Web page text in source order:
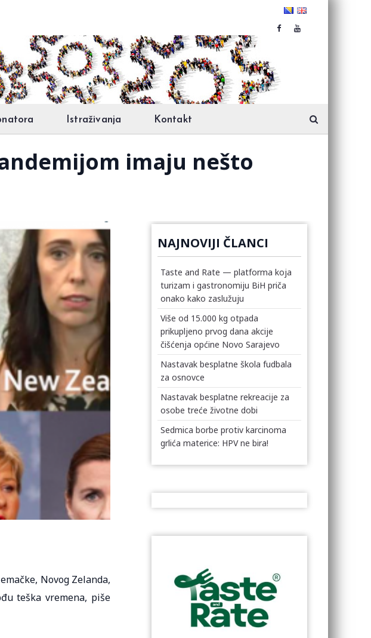
Istraživanja Kontakt
imaju nešto
Novog Zelanda,
teška vremena, piše
NAJNOVIJI ČLANCI
Taste and Rate — platforma koja
turizam i gastronomiju BiH priča
onako kako zaslužuju
Više od 15.000 kg otpada
prikupljeno prvog dana akcije
čišćenja općine Novo Sarajevo
Nastavak besplatne škola fudbala
za osnovce
Nastavak besplatne rekreacije za
osobe treće životne dobi
Sedmica borbe protiv karcinoma
grlića materice: HPV ne bira!